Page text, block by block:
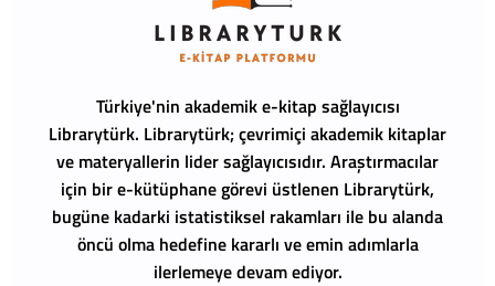
Türkiye'nin akademik e-kitap sağlayıcısı
Librarytürk. Librarytürk; çevrimiçi akademik kitaplar
ve materyallerin lider sağlayıcısıdır. Araştırmacılar
için bir e-kütüphane görevi üstlenen Librarytürk,
bugüne kadarki istatistiksel rakamları ile bu alanda
öncü olma hedefine kararlı ve emin adımlarla
ilerlemeye devam ediyor.